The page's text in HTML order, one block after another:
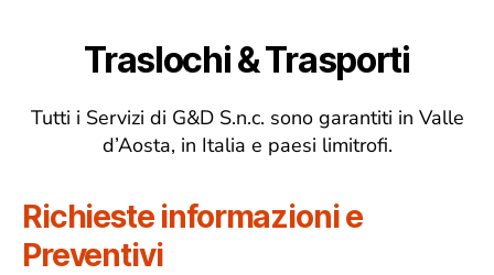
Traslochi & Trasporti
Tutti i Servizi di G&D S.n.c. sono garantiti in Valle
d’Aosta, in Italia e paesi limitrofi.
Richieste informazioni e
Preventivi